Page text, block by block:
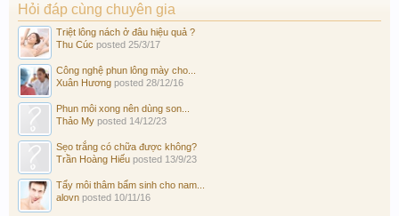
Hỏi đáp cùng chuyên gia
Triệt lông nách ở đâu hiệu quả ?
Thu Cúc posted 25/3/17
Công nghệ phun lông mày cho...
Xuân Hương posted 28/12/16
Phun môi xong nên dùng son...
Thảo My posted 14/12/23
Sẹo trắng có chữa được không?
Trần Hoàng Hiếu posted 13/9/23
Tẩy môi thâm bẩm sinh cho nam...
alovn posted 10/11/16